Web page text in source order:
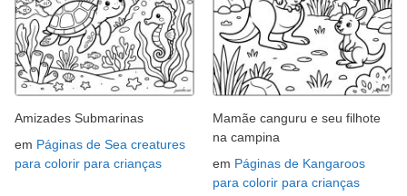
Amizades Submarinas
em Páginas de Sea creatures
para colorir para crianças
Mamãe canguru e seu filhote
na campina
em Páginas de Kangaroos
para colorir para crianças